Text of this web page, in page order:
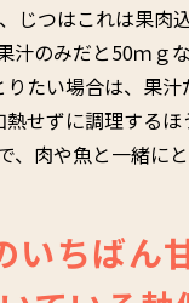
じつはこれは果肉
汁のみだと50ｍｇ
たい場合は、果
熱せずに調理する
肉や魚と一緒に
いちばん